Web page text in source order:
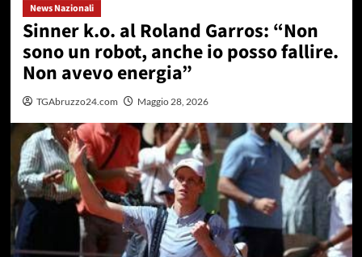
News Nazionali
Sinner k.o. al Roland Garros: “Non
sono un robot, anche io posso fallire.
Non avevo energia”
TGAbruzzo24.com Maggio 28, 2026